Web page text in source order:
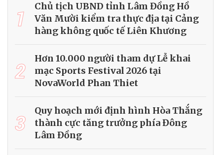
1
Chủ tịch UBND tỉnh Lâm Đồng Hồ
Văn Mười kiểm tra thực địa tại Cảng
hàng không quốc tế Liên Khương
2
Hơn 10.000 người tham dự Lễ khai
mạc Sports Festival 2026 tại
NovaWorld Phan Thiet
3
Quy hoạch mới định hình Hòa Thắng
thành cực tăng trưởng phía Đông
Lâm Đồng